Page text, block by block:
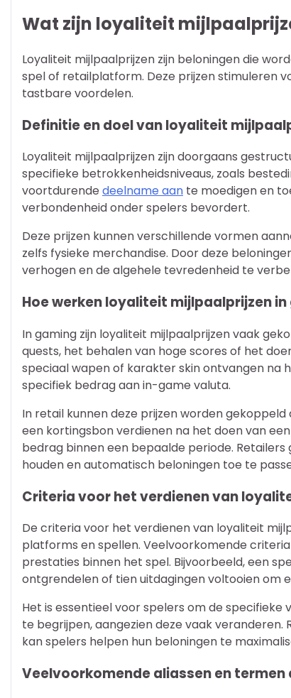
Wat zijn loyaliteit
Loyaliteit mijlpaalprijzen zijn beloningen die
spel of retailplatform. Deze prijzen stimuleren
tastbare voordelen.
Definitie en doel van loyaliteit
Loyaliteit mijlpaalprijzen zijn doorgaans
specifieke betrokkenheidsniveaus, zoals
voortdurende deelname aan te moedigen en
verbondenheid onder spelers bevordert.
Deze prijzen kunnen verschillende vormen
zelfs fysieke merchandise. Door deze
verhogen en de algehele tevredenheid te
Hoe werken loyaliteit mijlpaalprijzen
In gaming zijn loyaliteit mijlpaalprijzen vaak
quests, het behalen van hoge scores of het
speciaal wapen of karakter skin ontvangen na
specifiek bedrag aan in-game valuta.
In retail kunnen deze prijzen worden
een kortingsbon verdienen na het doen van
bedrag binnen een bepaalde periode.
houden en automatisch beloningen toe te
Criteria voor het verdienen van
De criteria voor het verdienen van loyaliteit
platforms en spellen. Veelvoorkomende
prestaties binnen het spel. Bijvoorbeeld, een
ontgrendelen of tien uitdagingen voltooien om
Het is essentieel voor spelers om de
te begrijpen, aangezien deze vaak
kan spelers helpen hun beloningen te
Veelvoorkomende aliassen en